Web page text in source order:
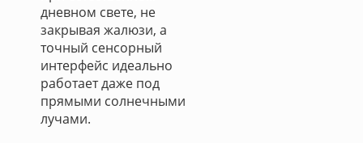
дневном свете, не
закрывая жалюзи, а
точный сенсорный
интерфейс идеально
работает даже под
прямыми солнечными
лучами.